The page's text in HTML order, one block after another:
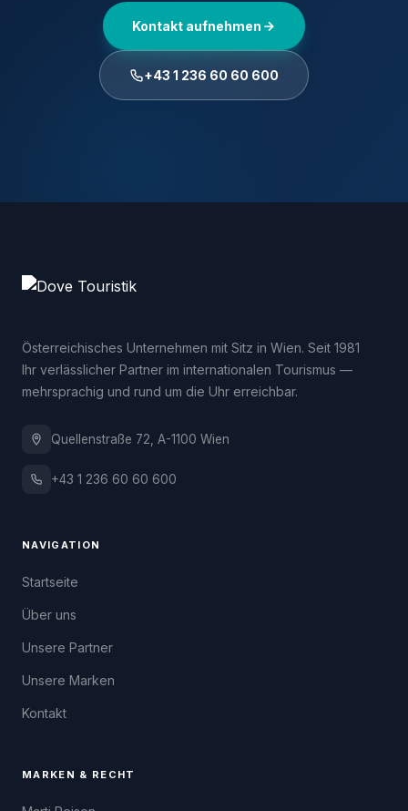
Kontakt aufnehmen
+43 1 236 60 60 600
Österreichisches Unternehmen mit Sitz in Wien. Seit 1981
Ihr verlässlicher Partner im internationalen Tourismus —
mehrsprachig und rund um die Uhr erreichbar.
Quellenstraße 72, A-1100 Wien
+43 1 236 60 60 600
NAVIGATION
Startseite
Über uns
Unsere Partner
Unsere Marken
Kontakt
MARKEN & RECHT